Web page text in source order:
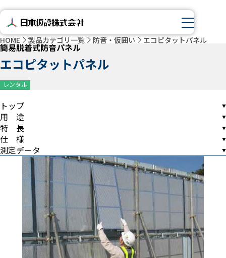
HOME 製品カテゴリ一覧 防音・仮囲い エコピタットパネル
簡易脱着式防音パネル
エコピタットパネル
レンタル
トップ
用 途
特 長
仕 様
測定データ